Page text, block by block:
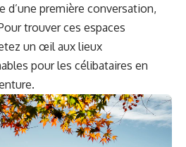
d’une première conversation,
trouver ces espaces
un œil aux lieux
pour les célibataires en